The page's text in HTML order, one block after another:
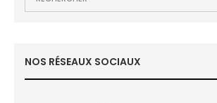
NOS RÉSEAUX SOCIAUX